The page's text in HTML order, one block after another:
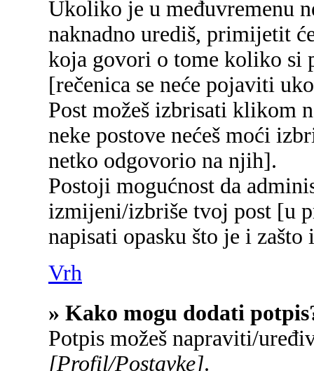
Ukoliko je u međuvremenu
naknadno urediš, primijetit
koja govori o tome koliko si
[rečenica se neće pojaviti
Post možeš izbrisati klikom
neke postove nećeš moći
netko odgovorio na njih].
Postoji mogućnost da
izmijeni/izbriše tvoj post [u
napisati opasku što je i
Vrh
» Kako mogu dodati
Potpis možeš napraviti/
[Profil/Postavke].